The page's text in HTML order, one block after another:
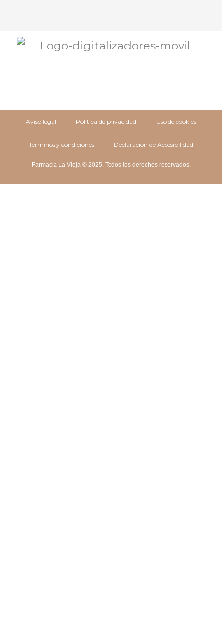
Aviso legal Política de privacidad Uso de cookies
Términos y condiciones Declaración de Accesibilidad
Farmacia La Vieja © 2025. Todos los derechos reservados.